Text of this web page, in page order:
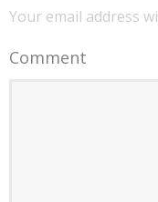
Your email address
Comment